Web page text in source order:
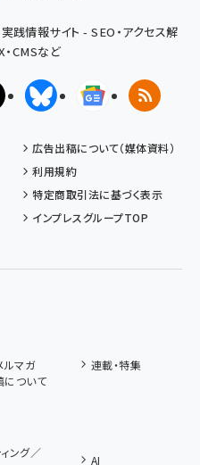
践情報サイト - SEO・アクセス解
・CMSなど
X(エックス)BlueskyGoogleニュ
RSS
広告出稿について（媒体資料）
利用規約
特定商取引法に基づく表示
インプレスグループTOP
ルマガ
連載・特集
について
ング／
AI